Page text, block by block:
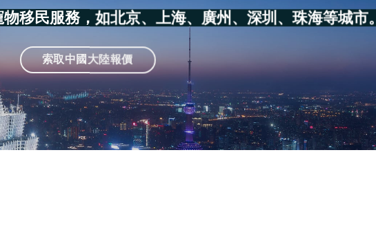
移民服務，如北京、上海、廣州、深圳、珠海等城市。
索取中國大陸報價